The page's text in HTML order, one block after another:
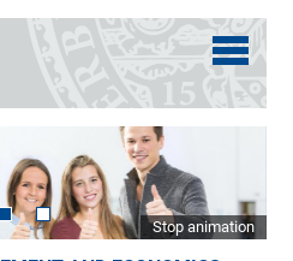
Stop animation